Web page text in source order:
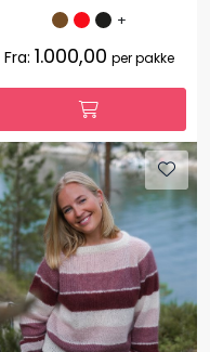
+
Fra: 1.000,00 per pakke